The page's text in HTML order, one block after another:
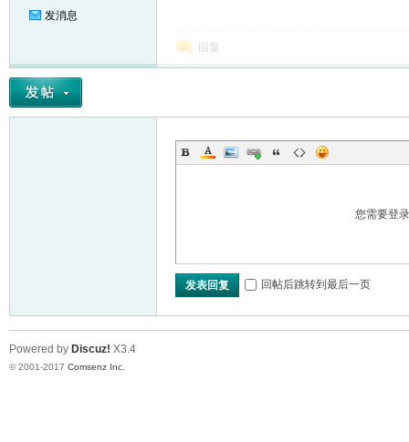
发消息
回复
您需要登
发表回复 回帖后跳转到最后一页
Powered by Discuz! X3.4
© 2001-2017 Comsenz Inc.